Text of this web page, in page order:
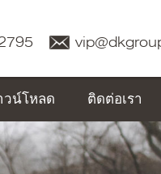
วน์โหลด ติดต่อเรา